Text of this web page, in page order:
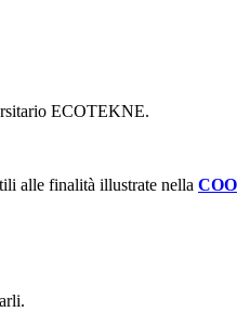
ECOTEKNE.
alle finalità illustrate nella